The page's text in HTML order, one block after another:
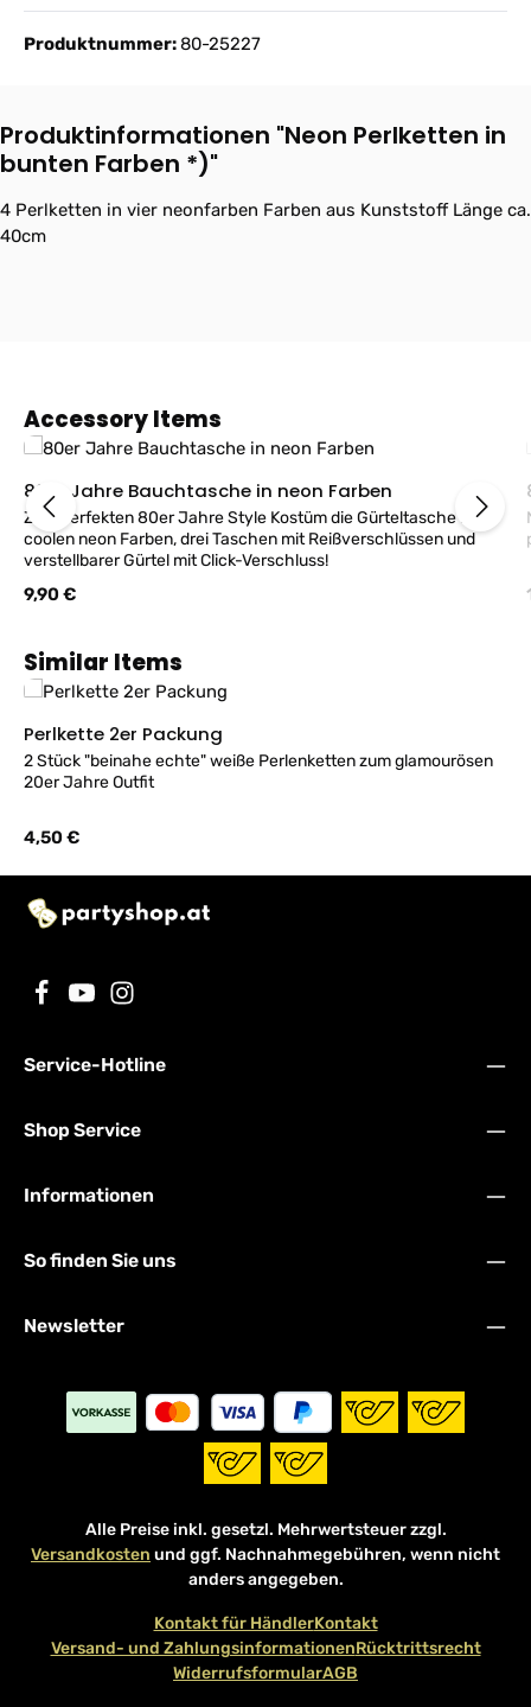
Produktnummer:80-25227
Produktinformationen "Neon Perlketten in
bunten Farben *)"
4 Perlketten in vier neonfarben Farben aus Kunststoff Länge ca.
40cm
Produktgalerie überspringen
Accessory Items
80er Jahre Bauchtasche in neon Farben
Zum perfekten 80er Jahre Style Kostüm die Gürteltasche in
coolen neon Farben, drei Taschen mit Reißverschlüssen und
verstellbarer Gürtel mit Click-Verschluss!
Regulärer Preis:
9,90 €
Produktgalerie überspringen
Similar Items
Perlkette 2er Packung
2 Stück "beinahe echte" weiße Perlenketten zum glamourösen
20er Jahre Outfit
Regulärer Preis:
4,50 €
Service-Hotline
Shop Service
Informationen
So finden Sie uns
Newsletter
Alle Preise inkl. gesetzl. Mehrwertsteuer zzgl.
Versandkosten und ggf. Nachnahmegebühren, wenn nicht
anders angegeben.
Kontakt für HändlerKontakt
Versand- und ZahlungsinformationenRücktrittsrecht
WiderrufsformularAGB